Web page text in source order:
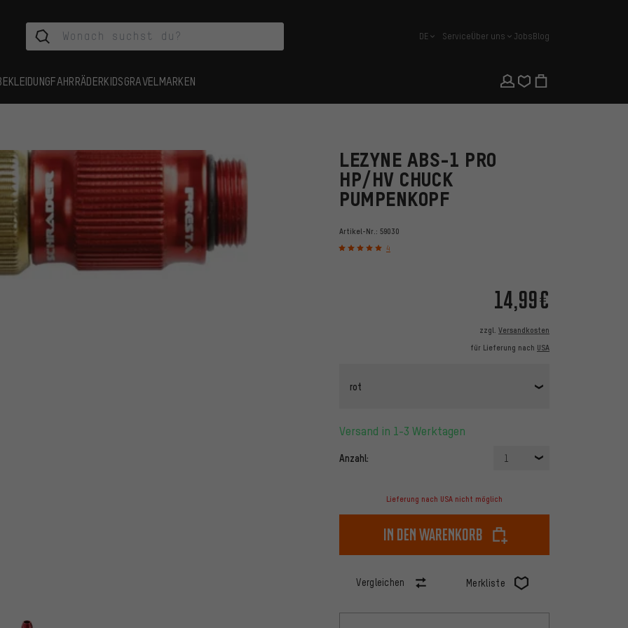
Deutsch
DE ServiceÜber uns JobsBlog
FAHRRÄDERKIDSGRAVEL MARKEN
LEZYNE ABS-1 PRO
HP/HV CHUCK
PUMPENKOPF
Artikel-Nr.: 59030
4
14,99€
zzgl. Versandkosten
für Lieferung nach USA
rot
Versand in 1-3 Werktagen
Anzahl: 1
Lieferung nach USA nicht möglich
In den Warenkorb
Vergleichen Merkliste